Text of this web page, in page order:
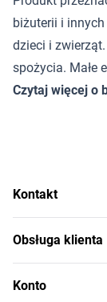
biżuterii i
dzieci i
spożycia. Małe
Czytaj więcej o
Kontakt
Obsługa klienta
Konto